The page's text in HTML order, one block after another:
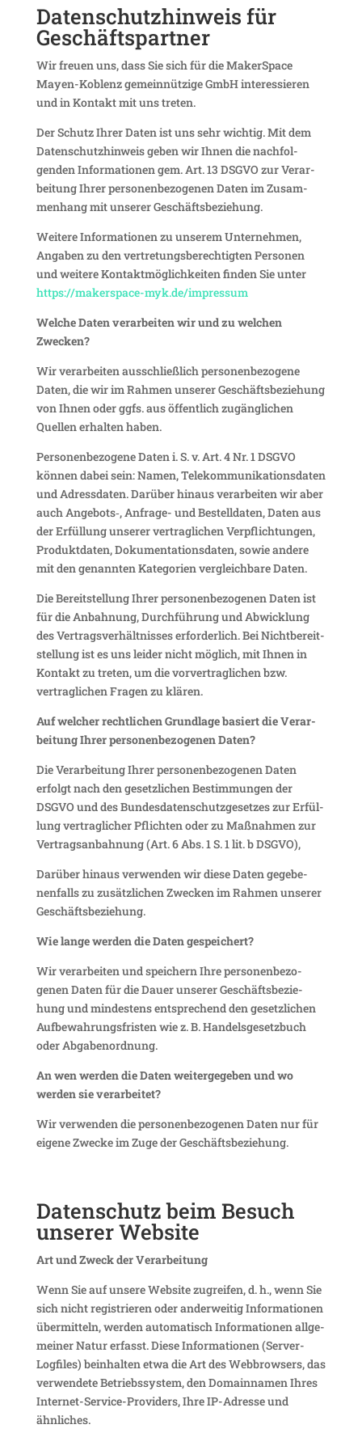
Daten­schutz­hin­weis für
Geschäftspartner
Wir freuen uns, dass Sie sich für die Maker­Space
Mayen-Koblenz gemein­nüt­zige GmbH inter­es­sieren
und in Kontakt mit uns treten.
Der Schutz Ihrer Daten ist uns sehr wichtig. Mit dem
Daten­schutz­hin­weis geben wir Ihnen die nach­fol­
genden Infor­ma­tionen gem. Art. 13 DSGVO zur Verar­
bei­tung Ihrer perso­nen­be­zo­genen Daten im Zusam­
men­hang mit unserer Geschäftsbeziehung.
Weitere Infor­ma­tionen zu unserem Unter­nehmen,
Angaben zu den vertre­tungs­be­rech­tigten Personen
und weitere Kontakt­mög­lich­keiten finden Sie unter
https://makerspace-myk.de/impressum
Welche Daten verar­beiten wir und zu welchen
Zwecken?
Wir verar­beiten ausschließ­lich perso­nen­be­zo­gene
Daten, die wir im Rahmen unserer Geschäfts­be­zie­hung
von Ihnen oder ggfs. aus öffent­lich zugäng­li­chen
Quellen erhalten haben.
Perso­nen­be­zo­gene Daten i. S. v. Art. 4 Nr. 1 DSGVO
können dabei sein: Namen, Tele­kom­mu­ni­ka­ti­ons­daten
und Adress­daten. Darüber hinaus verar­beiten wir aber
auch Angebots‑, Anfrage- und Bestell­daten, Daten aus
der Erfül­lung unserer vertrag­li­chen Verpflich­tungen,
Produkt­daten, Doku­men­ta­ti­ons­daten, sowie andere
mit den genannten Kate­go­rien vergleich­bare Daten.
Die Bereit­stel­lung Ihrer perso­nen­be­zo­genen Daten ist
für die Anbah­nung, Durch­füh­rung und Abwick­lung
des Vertrags­ver­hält­nisses erfor­der­lich. Bei Nicht­be­reit­
stel­lung ist es uns leider nicht möglich, mit Ihnen in
Kontakt zu treten, um die vorver­trag­li­chen bzw.
vertrag­li­chen Fragen zu klären.
Auf welcher recht­li­chen Grund­lage basiert die Verar­
bei­tung Ihrer perso­nen­be­zo­genen Daten?
Die Verar­bei­tung Ihrer perso­nen­be­zo­genen Daten
erfolgt nach den gesetz­li­chen Bestim­mungen der
DSGVO und des Bundes­da­ten­schutz­ge­setzes zur Erfül­
lung vertrag­li­cher Pflichten oder zu Maßnahmen zur
Vertrags­an­bah­nung (Art. 6 Abs. 1 S. 1 lit. b DSGVO),
Darüber hinaus verwenden wir diese Daten gege­be­
nen­falls zu zusätz­li­chen Zwecken im Rahmen unserer
Geschäftsbeziehung.
Wie lange werden die Daten gespeichert?
Wir verar­beiten und spei­chern Ihre perso­nen­be­zo­
genen Daten für die Dauer unserer Geschäfts­be­zie­
hung und mindes­tens entspre­chend den gesetz­li­chen
Aufbe­wah­rungs­fristen wie z. B. Handels­ge­setz­buch
oder Abgabenordnung.
An wen werden die Daten weiter­ge­geben und wo
werden sie verarbeitet?
Wir verwenden die perso­nen­be­zo­genen Daten nur für
eigene Zwecke im Zuge der Geschäftsbeziehung.
Daten­schutz beim Besuch
unserer Website
Art und Zweck der Verarbeitung
Wenn Sie auf unsere Website zugreifen, d. h., wenn Sie
sich nicht regis­trieren oder ander­weitig Infor­ma­tionen
über­mit­teln, werden auto­ma­tisch Infor­ma­tionen allge­
meiner Natur erfasst. Diese Infor­ma­tionen (Server-
Logfiles) beinhalten etwa die Art des Webbrow­sers, das
verwen­dete Betriebs­system, den Domain­namen Ihres
Internet-Service-Provi­ders, Ihre IP-Adresse und
ähnliches.